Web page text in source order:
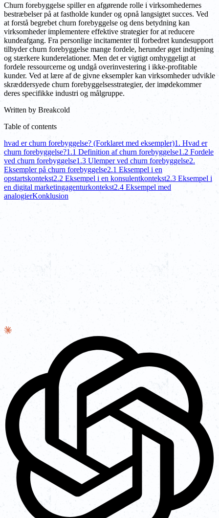
Churn forebyggelse spiller en afgørende rolle i virksomhedernes
bestræbelser på at fastholde kunder og opnå langsigtet succes. Ved
at forstå begrebet churn forebyggelse og dens betydning kan
virksomheder implementere effektive strategier for at reducere
kundeafgang. Fra personlige incitamenter til forbedret kundesupport
tilbyder churn forebyggelse mange fordele, herunder øget indtjening
og stærkere kunderelationer. Men det er vigtigt omhyggeligt at
fordele ressourcerne og undgå overinvestering i ikke-profitable
kunder. Ved at lære af de givne eksempler kan virksomheder udvikle
skræddersyede churn forebyggelsesstrategier, der imødekommer
deres specifikke industri og målgruppe.
Written by Breakcold
Table of contents
hvad er churn forebyggelse? (Forklaret med eksempler)1. Hvad er
churn forebyggelse?1.1 Definition af churn forebyggelse1.2 Fordele
ved churn forebyggelse1.3 Ulemper ved churn forebyggelse2.
Eksempler på churn forebyggelse2.1 Eksempel i en
opstartskontekst2.2 Eksempel i en konsulentkontekst2.3 Eksempel i
en digital marketingagenturkontekst2.4 Eksempel med
analogierKonklusion